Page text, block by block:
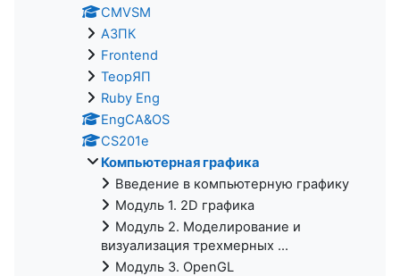
CMVSM
АЗПК
Frontend
ТеорЯП
Ruby Eng
EngCA&OS
CS201e
Компьютерная графика
Введение в компьютерную графику
Модуль 1. 2D графика
Модуль 2. Моделирование и
визуализация трехмерных ...
Модуль 3. OpenGL